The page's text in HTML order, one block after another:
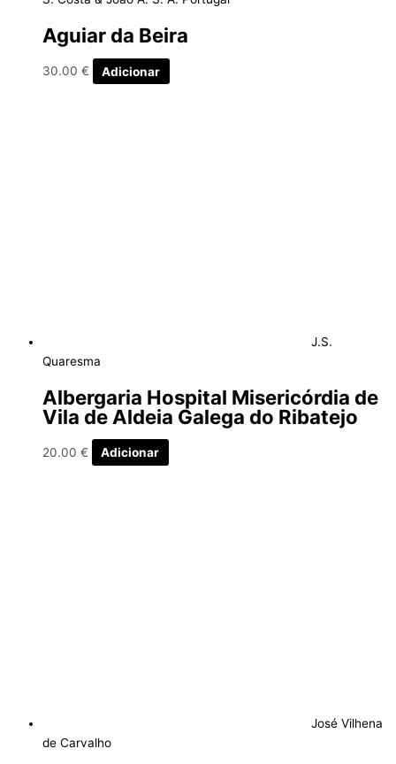
Aguiar da Beira
30.00 € Adicionar
J.S.
Quaresma
Albergaria Hospital Misericórdia de
Vila de Aldeia Galega do Ribatejo
20.00 € Adicionar
José Vilhena
de Carvalho